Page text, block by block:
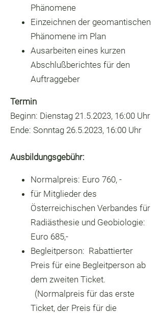
Phänomene
Einzeichnen der geomantischen
Phänomene im Plan
Ausarbeiten eines kurzen
Abschlußberichtes für den
Auftraggeber
Termin
Beginn: Dienstag 21.5.2023, 16:00 Uhr
Ende: Sonntag 26.5.2023, 16:00 Uhr
Ausbildungsgebühr:
Normalpreis: Euro 760, -
für Mitglieder des
Österreichischen Verbandes für
Radiästhesie und Geobiologie:
Euro 685,-
Begleitperson: Rabattierter
Preis für eine Begleitperson ab
dem zweiten Ticket.
(Normalpreis für das erste
Ticket, der Preis für die